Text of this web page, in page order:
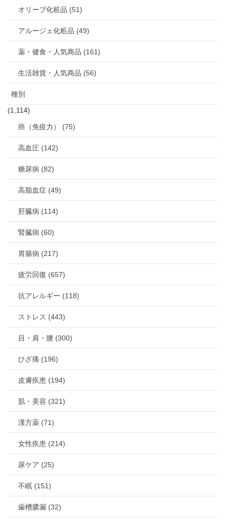
オリーブ化粧品 (51)
アルージェ化粧品 (49)
薬・健食・人気商品 (161)
生活雑貨・人気商品 (56)
種別
(1,114)
癌（免疫力） (75)
高血圧 (142)
糖尿病 (82)
高脂血症 (49)
肝臓病 (114)
腎臓病 (60)
胃腸病 (217)
疲労回復 (657)
抗アレルギー (118)
ストレス (443)
目・肩・腰 (300)
ひざ痛 (196)
皮膚疾患 (194)
肌・美容 (321)
漢方薬 (71)
女性疾患 (214)
尿ケア (25)
不眠 (151)
歯槽膿漏 (32)